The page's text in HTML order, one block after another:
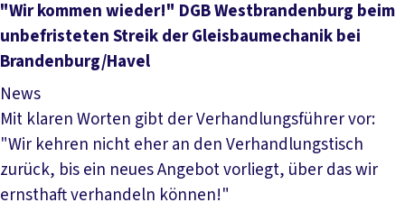
"Wir kommen wieder!" DGB Westbrandenburg beim
unbefristeten Streik der Gleisbaumechanik bei
Brandenburg/Havel
News
Mit klaren Worten gibt der Verhandlungsführer vor:
"Wir kehren nicht eher an den Verhandlungstisch
zurück, bis ein neues Angebot vorliegt, über das wir
ernsthaft verhandeln können!"